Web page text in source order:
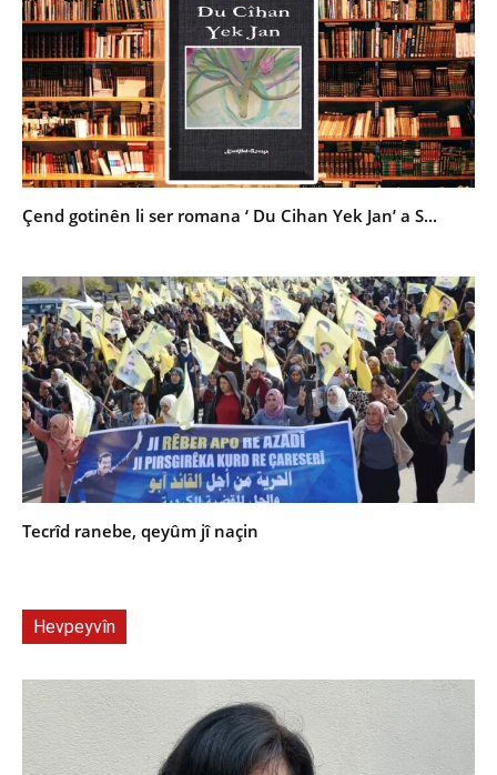
Çend gotinên li ser romana ‘ Du Cihan Yek Jan’ a S...
Tecrîd ranebe, qeyûm jî naçin
Hevpeyvîn